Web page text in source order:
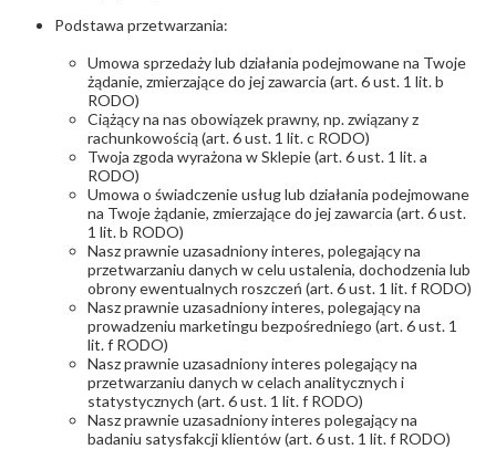
Podstawa przetwarzania:
Umowa sprzedaży lub działania podejmowane na Twoje
żądanie, zmierzające do jej zawarcia (art. 6 ust. 1 lit. b
RODO)
Ciążący na nas obowiązek prawny, np. związany z
rachunkowością (art. 6 ust. 1 lit. c RODO)
Twoja zgoda wyrażona w Sklepie (art. 6 ust. 1 lit. a
RODO)
Umowa o świadczenie usług lub działania podejmowane
na Twoje żądanie, zmierzające do jej zawarcia (art. 6 ust.
1 lit. b RODO)
Nasz prawnie uzasadniony interes, polegający na
przetwarzaniu danych w celu ustalenia, dochodzenia lub
obrony ewentualnych roszczeń (art. 6 ust. 1 lit. f RODO)
Nasz prawnie uzasadniony interes, polegający na
prowadzeniu marketingu bezpośredniego (art. 6 ust. 1
lit. f RODO)
Nasz prawnie uzasadniony interes polegający na
przetwarzaniu danych w celach analitycznych i
statystycznych (art. 6 ust. 1 lit. f RODO)
Nasz prawnie uzasadniony interes polegający na
badaniu satysfakcji klientów (art. 6 ust. 1 lit. f RODO)